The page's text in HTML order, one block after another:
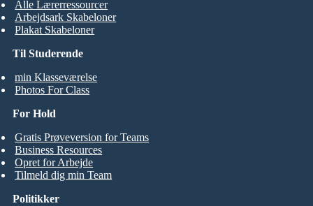
Til Studerende
min Klasseværelse
Photos For Class
Alle Lærerressourcer
Arbejdsark Skabeloner
Plakat Skabeloner
For Hold
Gratis Prøveversion for Teams
Business Resources
Opret for Arbejde
Tilmeld dig min Team
Politikker